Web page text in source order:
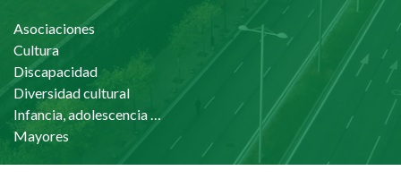
Asociaciones
Cultura
Discapacidad
Diversidad cultural
Infancia, adolescencia y familia
Mayores